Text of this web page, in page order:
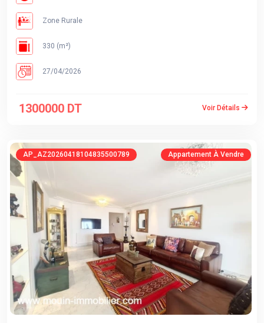
Zone Rurale
330 (m²)
27/04/2026
1300000 DT Voir Détails
AP_AZ20260418104835500789 Appartement À Vendre